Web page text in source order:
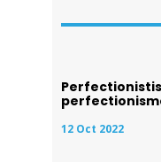
12 Oct 2022